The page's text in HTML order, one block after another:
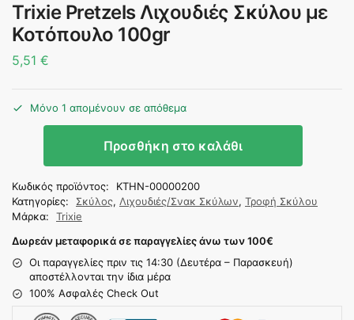
Trixie Pretzels Λιχουδιές Σκύλου με
Κοτόπουλο 100gr
5,51 €
Μόνο 1 απομένουν σε απόθεμα
Προσθήκη στο καλάθι
Κωδικός προϊόντος:
KTHN-00000200
Κατηγορίες:
Σκύλος, Λιχουδιές/Σνακ Σκύλων, Τροφή Σκύλου
Μάρκα:
Trixie
Δωρεάν μεταφορικά σε παραγγελίες άνω των 100€
Οι παραγγελίες πριν τις 14:30 (Δευτέρα – Παρασκευή)
αποστέλλονται την ίδια μέρα
100% Ασφαλές Check Out